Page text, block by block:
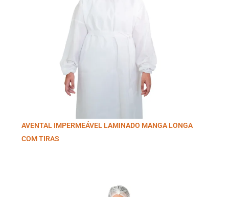
AVENTAL IMPERMEÁVEL LAMINADO MANGA LONGA
COM TIRAS